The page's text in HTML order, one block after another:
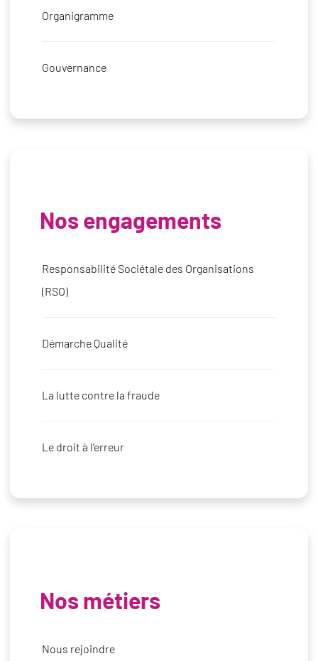
Organigramme
Gouvernance
Nos engagements
Responsabilité Sociétale des Organisations
(RSO)
Démarche Qualité
La lutte contre la fraude
Le droit à l’erreur
Nos métiers
Nous rejoindre